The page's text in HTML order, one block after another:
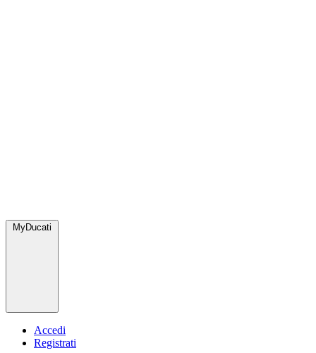
MyDucati
Accedi
Registrati